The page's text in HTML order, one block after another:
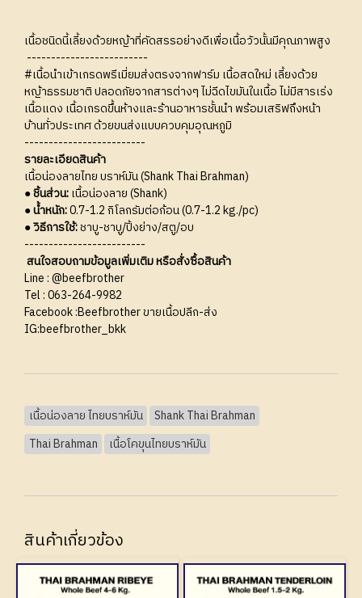
เนื้อชนิดนี้เลี้ยงด้วยหญ้าที่คัดสรรอย่างดีเพื่อเนื้อวัวนั้นมีคุณภาพสูง
-------------------------
#เนื้อนำเข้าเกรดพรีเมี่ยมส่งตรงจากฟาร์ม เนื้อสดใหม่ เลี้ยงด้วย
หญ้าธรรมชาติ ปลอดภัยจากสารต่างๆ ไม่ฉีดไขมันในเนื้อ ไม่มีสารเร่ง
เนื้อแดง เนื้อเกรดขึ้นห้างและร้านอาหารชั้นนำ พร้อมเสริฟถึงหน้า
บ้านทั่วประเทศ ด้วยขนส่งแบบควบคุมอุณหภูมิ
-------------------------
รายละเอียดสินค้า
เนื้อน่องลายไทย บราห์มัน (Shank Thai Brahman)
● ชิ้นส่วน:เนื้อน่องลาย (Shank)
● น้ำหนัก:0.7-1.2 กิโลกรัมต่อก้อน (0.7-1.2 kg./pc)
●วิธีการใช้:ชาบู-ชาบู/ปิ้งย่าง/สตู/อบ
-------------------------
สนใจสอบถามข้อมูลเพิ่มเติม หรือสั่งซื้อสินค้า
Line :@beefbrother
Tel :063-264-9982
Facebook :Beefbrother ขายเนื้อปลีก-ส่ง
IG:beefbrother_bkk
เนื้อน่องลาย ไทยบราห์มัน
Shank Thai Brahman
Thai Brahman
เนื้อโคขุนไทยบราห์มัน
สินค้าเกี่ยวข้อง